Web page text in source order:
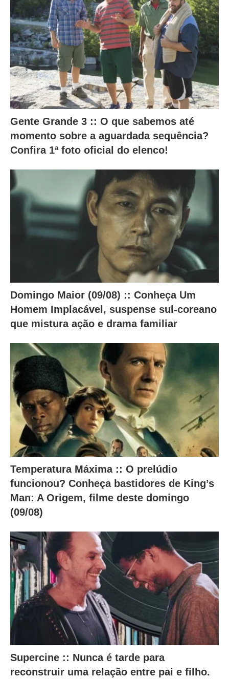
l
t
e
r
a
m
o
c
o
e
a
i
o
.
Gente Grande 3 :: O que sabemos até
momento sobre a aguardada sequência?
Confira 1ª foto oficial do elenco!
Domingo Maior (09/08) :: Conheça Um
Homem Implacável, suspense sul-coreano
que mistura ação e drama familiar
Temperatura Máxima :: O prelúdio
funcionou? Conheça bastidores de King’s
Man: A Origem, filme deste domingo
(09/08)
Supercine :: Nunca é tarde para
reconstruir uma relação entre pai e filho.